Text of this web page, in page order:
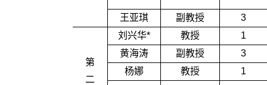
王亚琪 副教授 3
第
二
刘兴华* 教授
1
黄海涛
副教授
3
杨娜
教授 1